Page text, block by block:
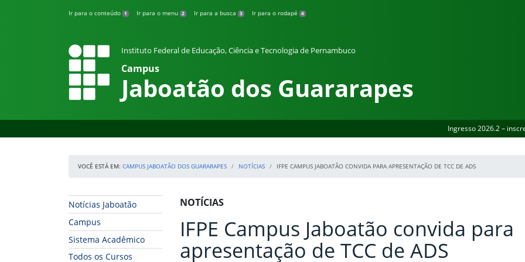
Ir para o conteúdo 1 Ir para o menu 2 Ir para a busca 3 Ir para o rodapé 4
Instituto Federal de Educação, Ciência e Tecnologia de Pernambuco
Campus
Jaboatão dos Guararapes
Ingresso 2026.2 –
VOCÊ ESTÁ EM: CAMPUS JABOATÃO DOS GUARARAPES NOTÍCIAS IFPE CAMPUS JABOATÃO CONVIDA PARA APRESENTAÇÃO DE TCC DE ADS
Início da navegação
Notícias Jaboatão
Campus
Sistema Acadêmico
Todos os Cursos
Início do conteúdo
NOTÍCIAS
IFPE Campus Jaboatão convida para
apresentação de TCC de ADS